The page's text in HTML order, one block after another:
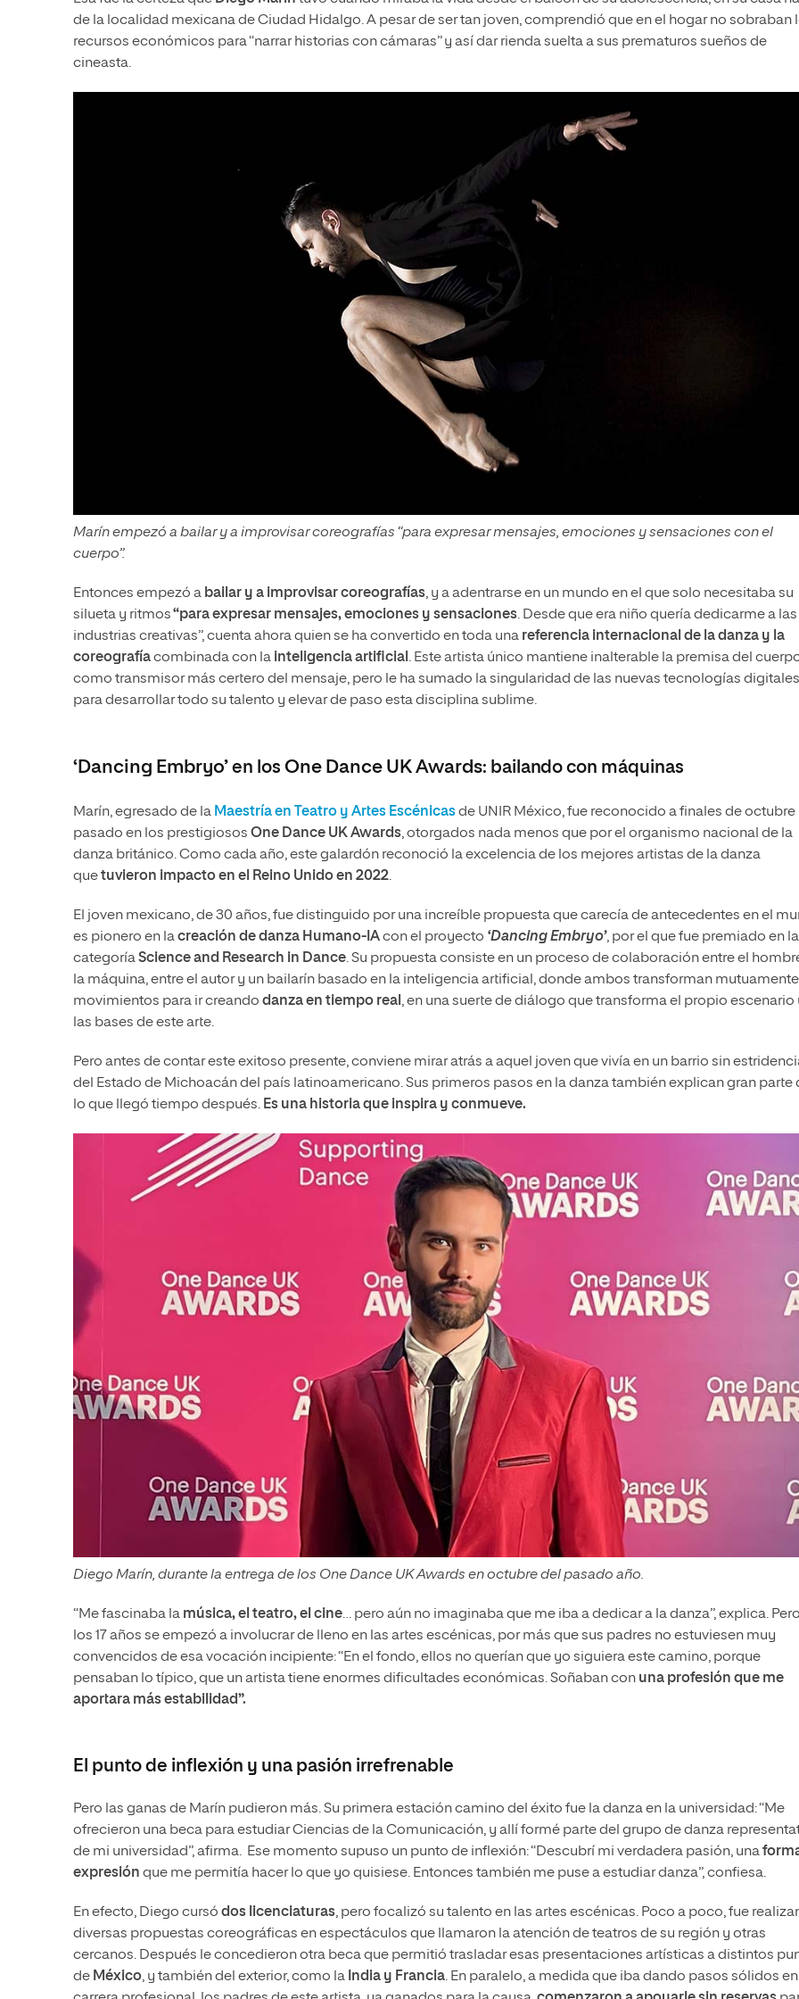
de la localidad mexicana de Ciudad Hidalgo. A pesar de ser tan joven, comprendió que en el hogar no sobraban
recursos económicos para “narrar historias con cámaras” y así dar rienda suelta a sus prematuros sueños de
cineasta.
Marín empezó a bailar y a improvisar coreografías “para expresar mensajes, emociones y sensaciones con el
cuerpo”.
Entonces empezó a bailar y a improvisar coreografías, y a adentrarse en un mundo en el que solo necesitaba su
silueta y ritmos“para expresar mensajes, emociones y sensaciones. Desde que era niño quería dedicarme a las
industrias creativas”, cuenta ahora quien se ha convertido en toda una referencia internacional de la danza y la
coreografíacombinada con la inteligencia artificial . Este artista único mantiene inalterable la premisa del
como transmisor más certero del mensaje, pero le ha sumado la singularidad de las nuevas tecnologías digitales
para desarrollar todo su talento y elevar de paso esta disciplina sublime.
‘Dancing Embryo’en los One Dance UK Awards: bailando con máquinas
Marín, egresado de la Maestría en Teatro y Artes Escénicasde UNIR México, fue reconocido a finales de octubre
pasado en los prestigiosos One Dance UK Awards, otorgados nada menos que por el organismo nacional de la
danza británico. Como cada año, este galardón reconoció la excelencia de los mejores artistas de la danza
quetuvieron impacto en el Reino Unido en 2022.
El joven mexicano, de 30 años, fue distinguido por una increíble propuesta que carecía de antecedentes en el
es pionero en lacreación de danza Humano-IAcon el proyecto ‘Dancing Embryo’, por el que fue premiado en la
categoríaScience and Research in Dance. Su propuesta consiste en un proceso de colaboración entre el
la máquina, entre el autor y un bailarín basado en la inteligencia artificial, donde ambos transforman
movimientos para ir creando danza en tiempo real , en una suerte de diálogo que transforma el propio escenario
las bases de este arte.
Pero antes de contar este exitoso presente, conviene mirar atrás a aquel joven que vivía en un barrio sin
del Estado de Michoacán del país latinoamericano. Sus primeros pasos en la danza también explican gran parte
lo que llegó tiempo después. Es una historia que inspira y conmueve.
Diego Marín, durante la entrega de los One Dance UK Awards en octubre del pasado año.
“Me fascinaba la música, el teatro, el cine… pero aún no imaginaba que me iba a dedicar a la danza”, explica.
los 17 años se empezó a involucrar de lleno en las artes escénicas, por más que sus padres no estuviesen muy
convencidos de esa vocación incipiente: “En el fondo, ellos no querían que yo siguiera este camino, porque
pensaban lo típico, que un artista tiene enormes dificultades económicas. Soñaban con una profesión que me
aportara más estabilidad”.
El punto de inflexión y una pasión irrefrenable
Pero las ganas de Marín pudieron más. Su primera estación camino del éxito fue la danza en la universidad: “Me
ofrecieron una beca para estudiar Ciencias de la Comunicación, y allí formé parte del grupo de danza
de mi universidad”, afirma. Ese momento supuso un punto de inflexión: “Descubrí mi verdadera pasión, una
expresión que me permitía hacer lo que yo quisiese. Entonces también me puse a estudiar danza”, confiesa.
En efecto, Diego cursó dos licenciaturas, pero focalizó su talento en las artes escénicas. Poco a poco, fue
diversas propuestas coreográficas en espectáculos que llamaron la atención de teatros de su región y otras
cercanos. Después le concedieron otra beca que permitió trasladar esas presentaciones artísticas a distintos
de México, y también del exterior, como la India y Francia. En paralelo, a medida que iba dando pasos sólidos